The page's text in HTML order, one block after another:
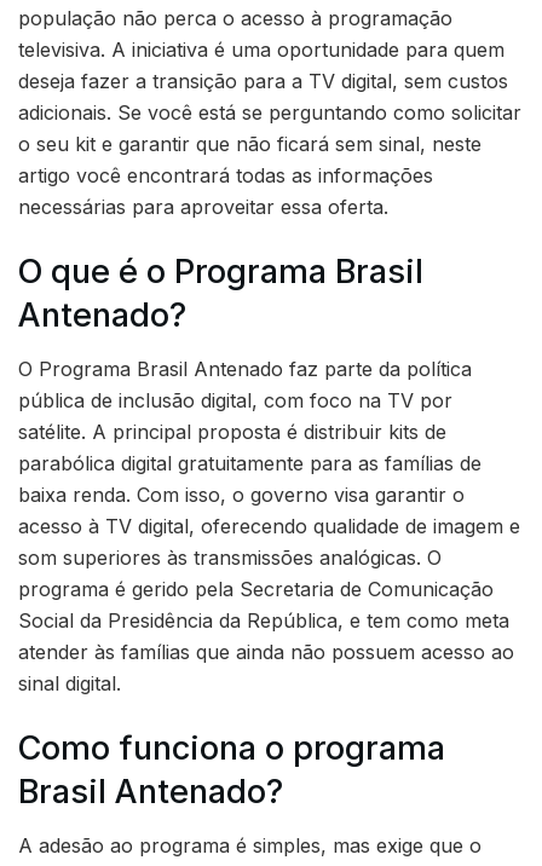
população não perca o acesso à programação
televisiva. A iniciativa é uma oportunidade para quem
deseja fazer a transição para a TV digital, sem custos
adicionais. Se você está se perguntando como solicitar
o seu kit e garantir que não ficará sem sinal, neste
artigo você encontrará todas as informações
necessárias para aproveitar essa oferta.
O que é o Programa Brasil
Antenado?
O Programa Brasil Antenado faz parte da política
pública de inclusão digital, com foco na TV por
satélite. A principal proposta é distribuir kits de
parabólica digital gratuitamente para as famílias de
baixa renda. Com isso, o governo visa garantir o
acesso à TV digital, oferecendo qualidade de imagem e
som superiores às transmissões analógicas. O
programa é gerido pela Secretaria de Comunicação
Social da Presidência da República, e tem como meta
atender às famílias que ainda não possuem acesso ao
sinal digital.
Como funciona o programa
Brasil Antenado?
A adesão ao programa é simples, mas exige que o